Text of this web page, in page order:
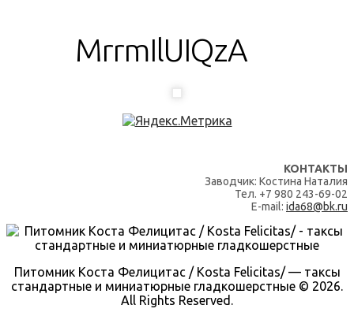
MrrmIlUIQzA
КОНТАКТЫ
Заводчик: Костина Наталия
Тел. +7 980 243-69-02
E-mail: ida68@bk.ru
Питомник Коста Фелицитас / Kosta Felicitas/ — таксы
стандартные и миниатюрные гладкошерстные © 2026.
All Rights Reserved.